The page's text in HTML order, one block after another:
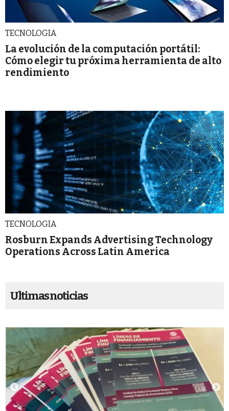
TECNOLOGIA
La evolución de la computación portátil:
Cómo elegir tu próxima herramienta de alto
rendimiento
TECNOLOGIA
Rosburn Expands Advertising Technology
Operations Across Latin America
Ultimas noticias